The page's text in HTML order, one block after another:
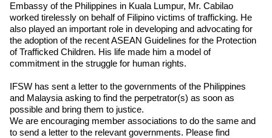
Embassy of the Philippines in Kuala Lumpur, Mr. Cabilao
worked tirelessly on behalf of Filipino victims of trafficking. He
also played an important role in developing and advocating for
the adoption of the recent ASEAN Guidelines for the Protection
of Trafficked Children. His life made him a model of
commitment in the struggle for human rights.
IFSW has sent a letter to the governments of the Philippines
and Malaysia asking to find the perpetrator(s) as soon as
possible and bring them to justice.
We are encouraging member associations to do the same and
to send a letter to the relevant governments. Please find